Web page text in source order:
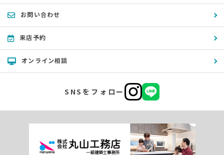
お問い合わせ
来店予約
オンライン相談
SNSをフォロー